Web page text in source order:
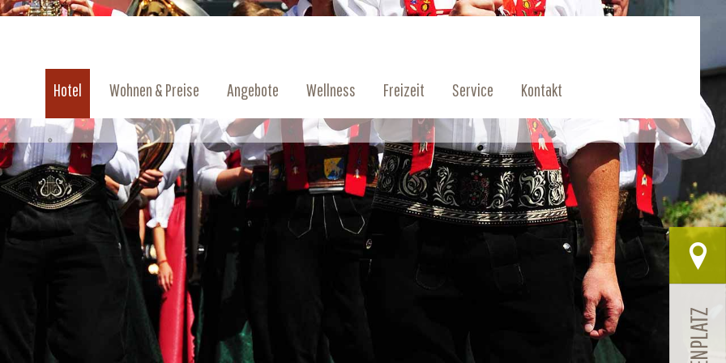
Hotel Wohnen & Preise Angebote Wellness Freizeit Service Kontakt